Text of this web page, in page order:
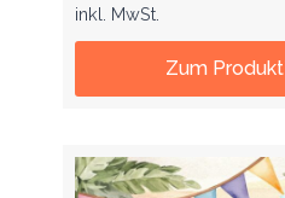
inkl. MwSt.
Zum Produkt